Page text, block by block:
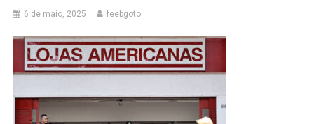
6 de maio, 2025 feebgoto